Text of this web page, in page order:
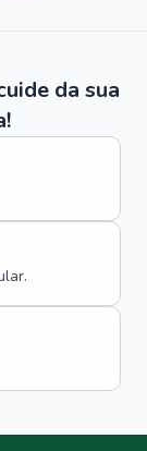
da sua